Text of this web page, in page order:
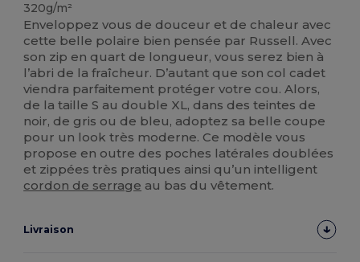
320g/m²
Enveloppez vous de douceur et de chaleur avec
cette belle polaire bien pensée par Russell. Avec
son zip en quart de longueur, vous serez bien à
l’abri de la fraîcheur. D’autant que son col cadet
viendra parfaitement protéger votre cou. Alors,
de la taille S au double XL, dans des teintes de
noir, de gris ou de bleu, adoptez sa belle coupe
pour un look très moderne. Ce modèle vous
propose en outre des poches latérales doublées
et zippées très pratiques ainsi qu’un intelligent
cordon de serrage au bas du vêtement.
Livraison